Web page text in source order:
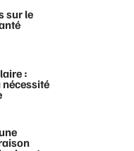
sur le
: